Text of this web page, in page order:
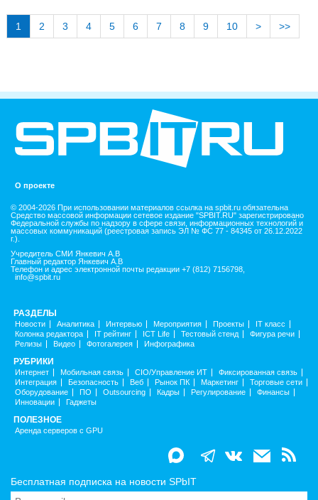
1 2 3 4 5 6 7 8 9 10 > >>
О проекте
© 2004-2026 При использовании материалов ссылка на spbit.ru обязательна
Средство массовой информации сетевое издание "SPBIT.RU" зарегистрировано
Федеральной службы по надзору в сфере связи, информационных технологий и
массовых коммуникаций (реестровая запись ЭЛ № ФС 77 - 84345 от 26.12.2022
г.).
Учредитель СМИ Янкевич А.В
Главный редактор Янкевич А.В
Телефон и адрес электронной почты редакции +7 (812) 7156798,
info@spbit.ru
РАЗДЕЛЫ
Новости Аналитика Интервью Мероприятия Проекты
IT класс
Колонка редактора
IT рейтинг ICT Life Тестовый стенд
Фигура речи
Релизы
Видео Фотогалерея Инфографика
РУБРИКИ
Интернет Мобильная связь CIO/Управление ИТ
Фиксированная связь
Интеграция
Безопасность Веб Рынок ПК Маркетинг
Торговые сети
Оборудование
ПО Outsourcing Кадры Регулирование
Финансы
Инновации
Гаджеты
ПОЛЕЗНОЕ
Аренда серверов с GPU
Бесплатная подписка на новости SPbIT